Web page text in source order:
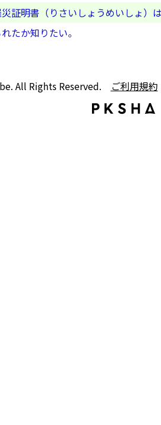
証明書（りさいしょうめいしょ）
たか知りたい。
All Rights Reserved. ご利用規約